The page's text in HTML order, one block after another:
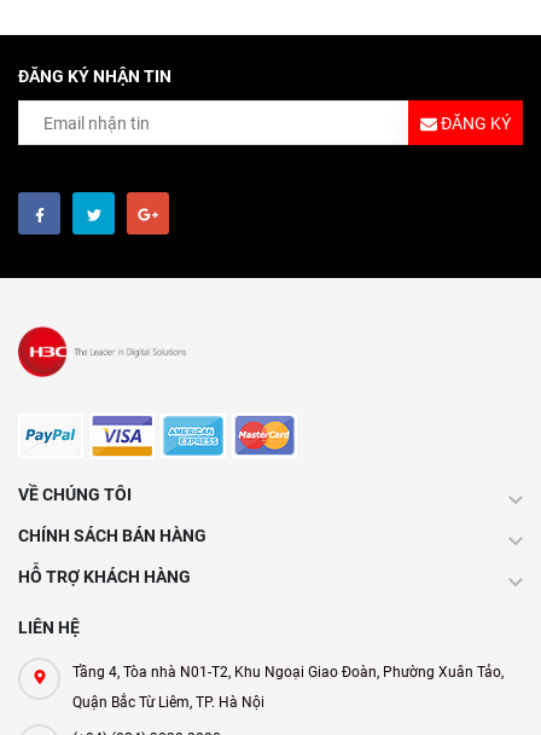
ĐĂNG KÝ NHẬN TIN
ĐĂNG KÝ
VỀ CHÚNG TÔI
CHÍNH SÁCH BÁN HÀNG
HỖ TRỢ KHÁCH HÀNG
LIÊN HỆ
Tầng 4, Tòa nhà N01-T2, Khu Ngoại Giao Đoàn, Phường Xuân Tảo,
Quận Bắc Từ Liêm, TP. Hà Nội